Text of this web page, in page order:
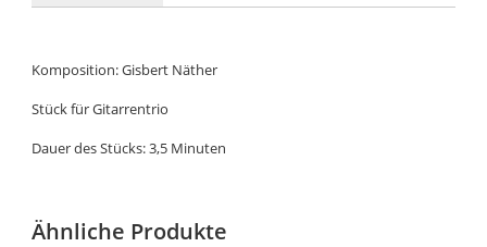
Komposition: Gisbert Näther
Stück für Gitarrentrio
Dauer des Stücks: 3,5 Minuten
Ähnliche Produkte